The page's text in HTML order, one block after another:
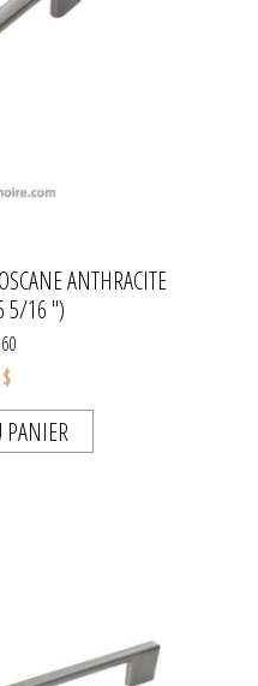
ANTHRACITE
5/16 '')
PANIER